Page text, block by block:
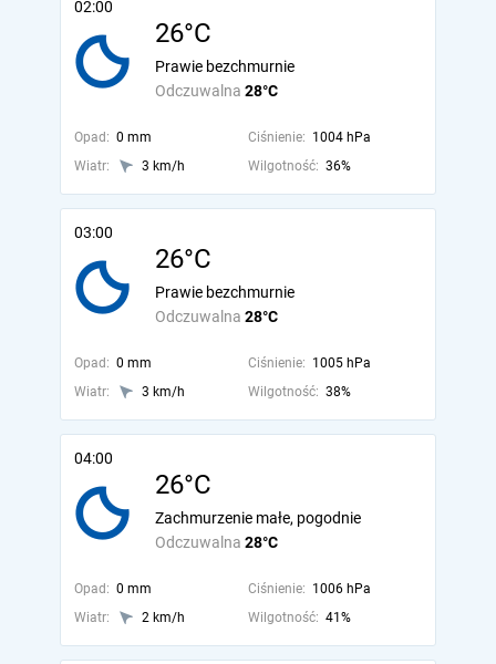
02:00
26°C
Odczuwalna 28°C
Prawie bezchmurnie
Opad: 0 mm Ciśnienie: 1004 hPa
Wiatr:
3 km/h Wilgotność: 36%
03:00
26°C
Odczuwalna 28°C
Prawie bezchmurnie
Opad: 0 mm Ciśnienie: 1005 hPa
Wiatr:
3 km/h Wilgotność: 38%
04:00
26°C
Odczuwalna 28°C
Zachmurzenie małe, pogodnie
Opad: 0 mm Ciśnienie: 1006 hPa
Wiatr:
2 km/h Wilgotność: 41%